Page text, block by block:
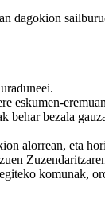
dagokion
eskumen-
bezala
alorrean, eta
komunak,